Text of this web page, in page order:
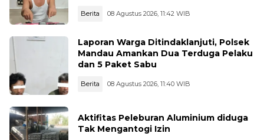
Berita 08 Agustus 2026, 11:42 WIB
Laporan Warga Ditindaklanjuti, Polsek
Mandau Amankan Dua Terduga Pelaku
dan 5 Paket Sabu
Berita 08 Agustus 2026, 11:40 WIB
Aktifitas Peleburan Aluminium diduga
Tak Mengantogi Izin